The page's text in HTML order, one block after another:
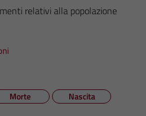
relativi alla popolazione
Morte Nascita